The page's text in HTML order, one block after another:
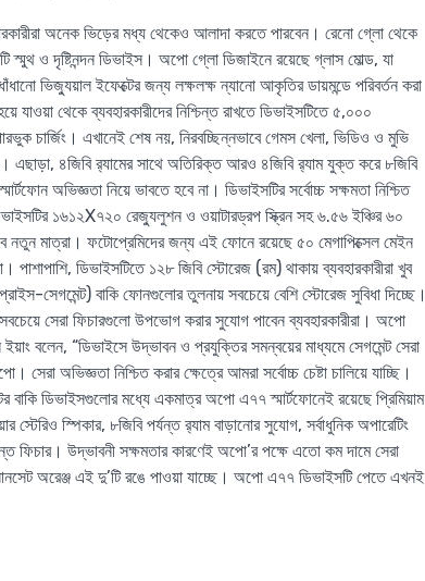
অনেক ভিড়ের মধ্য থেকেও আলাদা করতে পারবেন। রেনো গ্লো থেকে
ও দৃষ্টিনন্দন ডিভাইস। অপো গ্লো ডিজাইনে রয়েছে গ্লাস মোল্ড, যা
ভিজ্যুয়াল ইফেক্টের জন্য লক্ষলক্ষ ন্যানো আকৃতির ডায়মন্ডে পরিবর্তন করা
যাওয়া থেকে ব্যবহারকারীদের নিশ্চিন্ত রাখতে ডিভাইসটিতে ৫,০০০
চার্জিং। এখানেই শেষ নয়, নিরবচ্ছিন্নভাবে গেমস খেলা, ভিডিও ও মুভি
এছাড়া, ৪জিবি র‍্যামের সাথে অতিরিক্ত আরও ৪জিবি র‍্যাম যুক্ত করে ৮জিবি
অভিজ্ঞতা নিয়ে ভাবতে হবে না। ডিভাইসটির সর্বোচ্চ সক্ষমতা নিশ্চিত
১৬১২X৭২০ রেজ্যুলুশন ও ওয়াটারড্রপ স্ক্রিন সহ ৬.৫৬ ইঞ্চির ৬০
নতুন মাত্রা। ফটোপ্রেমিদের জন্য এই ফোনে রয়েছে ৫০ মেগাপিক্সেল মেইন
পাশাপাশি, ডিভাইসটিতে ১২৮ জিবি স্টোরেজ (রম) থাকায় ব্যবহারকারীরা খুব
সেগমেন্ট) বাকি ফোনগুলোর তুলনায় সবচেয়ে বেশি স্টোরেজ সুবিধা দিচ্ছে।
সেরা ফিচারগুলো উপভোগ করার সুযোগ পাবেন ব্যবহারকারীরা। অপো
বলেন, “ডিভাইসে উদ্ভাবন ও প্রযুক্তির সমন্বয়ের মাধ্যমে সেগমেন্ট সেরা
অভিজ্ঞতা নিশ্চিত করার ক্ষেত্রে আমরা সর্বোচ্চ চেষ্টা চালিয়ে যাচ্ছি।
ডিভাইসগুলোর মধ্যে একমাত্র অপো এ৭৭ স্মার্টফোনেই রয়েছে প্রিমিয়াম
স্পিকার, ৮জিবি পর্যন্ত র‍্যাম বাড়ানোর সুযোগ, সর্বাধুনিক অপারেটিং
ফিচার। উদ্ভাবনী সক্ষমতার কারণেই অপো’র পক্ষে এতো কম দামে সেরা
অরেঞ্জ এই দু’টি রঙে পাওয়া যাচ্ছে। অপো এ৭৭ ডিভাইসটি পেতে এখনই